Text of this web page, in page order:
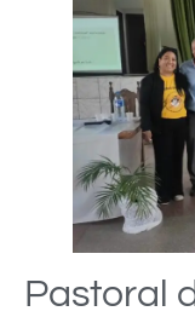
Pastoral